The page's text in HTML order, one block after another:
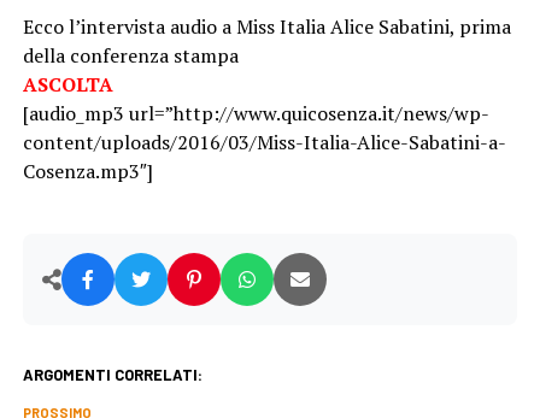
Ecco l’intervista audio a Miss Italia Alice Sabatini, prima
della conferenza stampa
ASCOLTA
[audio_mp3 url=”http://www.quicosenza.it/news/wp-
content/uploads/2016/03/Miss-Italia-Alice-Sabatini-a-
Cosenza.mp3″]
ARGOMENTI CORRELATI:
PROSSIMO